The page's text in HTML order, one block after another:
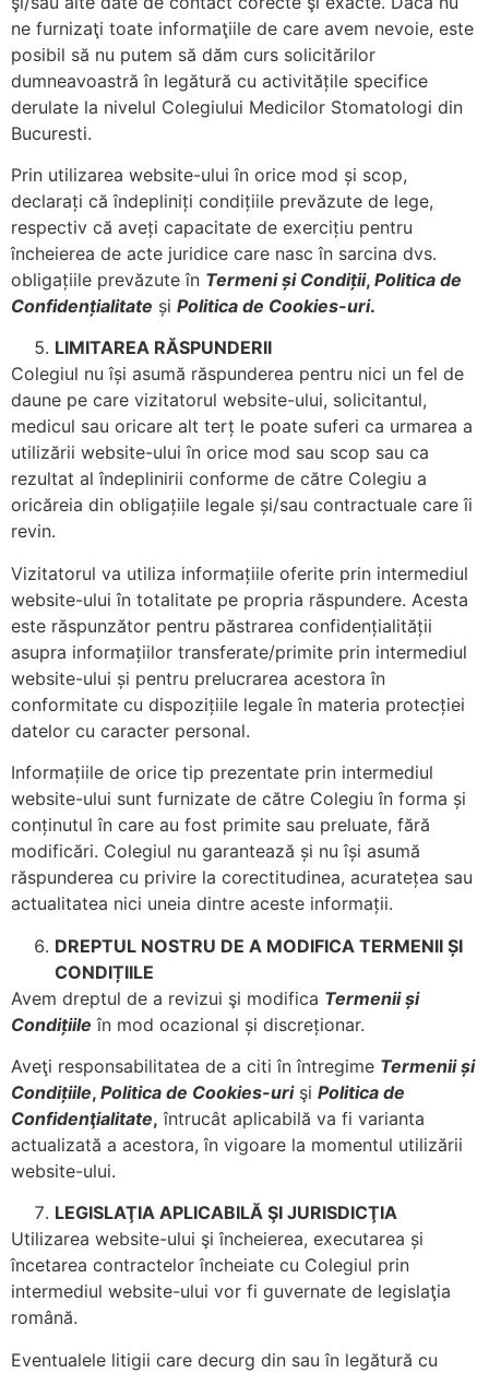
ne furnizaţi toate informaţiile de care avem nevoie, este
posibil să nu putem să dăm curs solicitărilor
dumneavoastră în legătură cu activitățile specifice
derulate la nivelul Colegiului Medicilor Stomatologi din
Bucuresti.
Prin utilizarea website-ului în orice mod și scop,
declarați că îndepliniți condițiile prevăzute de lege,
respectiv că aveți capacitate de exercițiu pentru
încheierea de acte juridice care nasc în sarcina dvs.
obligațiile prevăzute în Termeni și Condiții, Politica de
Confidențialitate și Politica de Cookies-uri.
LIMITAREA RĂSPUNDERII
Colegiul nu își asumă răspunderea pentru nici un fel de
daune pe care vizitatorul website-ului, solicitantul,
medicul sau oricare alt terț le poate suferi ca urmarea a
utilizării website-ului în orice mod sau scop sau ca
rezultat al îndeplinirii conforme de către Colegiu a
oricăreia din obligațiile legale și/sau contractuale care îi
revin.
Vizitatorul va utiliza informațiile oferite prin intermediul
website-ului în totalitate pe propria răspundere. Acesta
este răspunzător pentru păstrarea confidențialității
asupra informațiilor transferate/primite prin intermediul
website-ului și pentru prelucrarea acestora în
conformitate cu dispozițiile legale în materia protecției
datelor cu caracter personal.
Informațiile de orice tip prezentate prin intermediul
website-ului sunt furnizate de către Colegiu în forma și
conținutul în care au fost primite sau preluate, fără
modificări. Colegiul nu garantează și nu își asumă
răspunderea cu privire la corectitudinea, acuratețea sau
actualitatea nici uneia dintre aceste informații.
DREPTUL NOSTRU DE A MODIFICA TERMENII ȘI
CONDIȚIILE
Avem dreptul de a revizui şi modifica Termenii și
Condițiile în mod ocazional și discreționar.
Aveţi responsabilitatea de a citi în întregime Termenii și
Condițiile, Politica de Cookies-urişi Politica de
Confidenţialitate, întrucât aplicabilă va fi varianta
actualizată a acestora, în vigoare la momentul utilizării
website-ului.
LEGISLATIA APLICABILĂ ŞI JURISDICŢIA
Utilizarea website-ului şi încheierea, executarea și
încetarea contractelor încheiate cu Colegiul prin
intermediul website-ului vor fi guvernate de legislaţia
română.
Eventualele litigii care decurg din sau în legătură cu